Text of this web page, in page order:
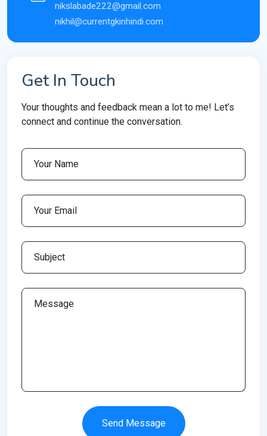
nikslabade222@gmail.com
nikhil@currentgkinhindi.com
Get In Touch
Your thoughts and feedback mean a lot to me! Let’s
connect and continue the conversation.
Send Message